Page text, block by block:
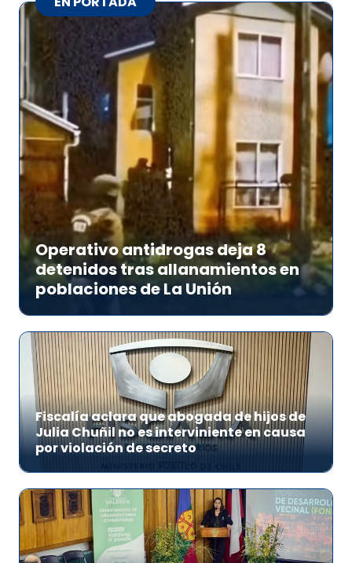
Operativo antidrogas deja 8
detenidos tras allanamientos en
poblaciones de La Unión
Fiscalía aclara que abogada de hijos de
Julia Chuñil no es interviniente en causa
por violación de secreto